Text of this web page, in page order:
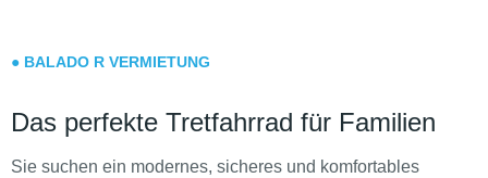
● BALADO R VERMIETUNG
Das perfekte Tretfahrrad für Familien
Sie suchen ein modernes, sicheres und komfortables